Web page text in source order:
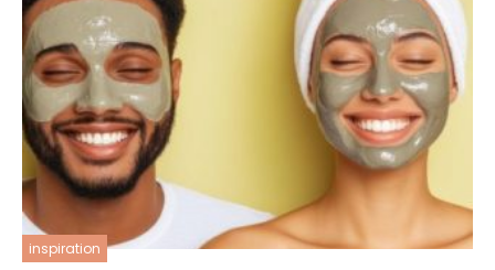
inspiration